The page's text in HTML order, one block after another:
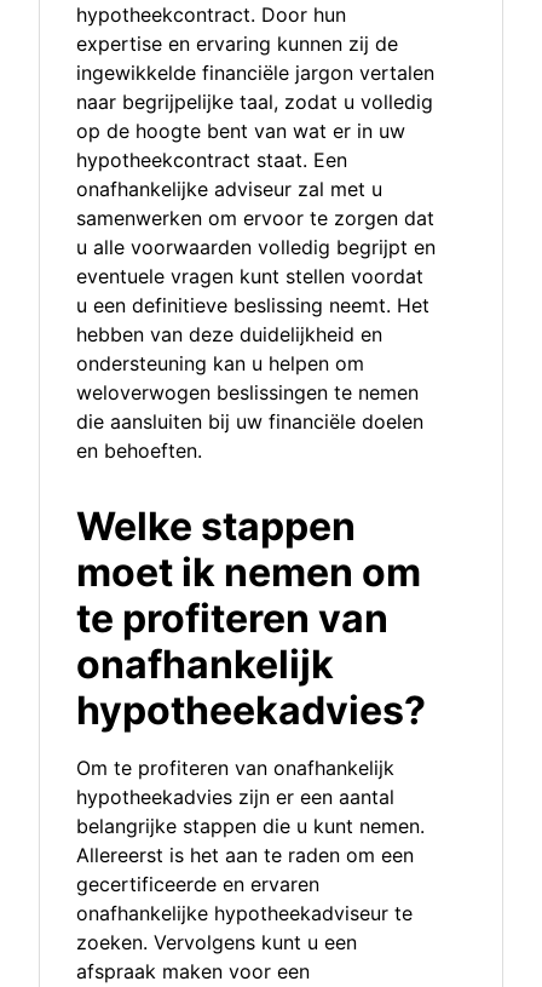
hypotheekcontract. Door hun
expertise en ervaring kunnen zij de
ingewikkelde financiële jargon vertalen
naar begrijpelijke taal, zodat u volledig
op de hoogte bent van wat er in uw
hypotheekcontract staat. Een
onafhankelijke adviseur zal met u
samenwerken om ervoor te zorgen dat
u alle voorwaarden volledig begrijpt en
eventuele vragen kunt stellen voordat
u een definitieve beslissing neemt. Het
hebben van deze duidelijkheid en
ondersteuning kan u helpen om
weloverwogen beslissingen te nemen
die aansluiten bij uw financiële doelen
en behoeften.
Welke stappen
moet ik nemen om
te profiteren van
onafhankelijk
hypotheekadvies?
Om te profiteren van onafhankelijk
hypotheekadvies zijn er een aantal
belangrijke stappen die u kunt nemen.
Allereerst is het aan te raden om een
gecertificeerde en ervaren
onafhankelijke hypotheekadviseur te
zoeken. Vervolgens kunt u een
afspraak maken voor een